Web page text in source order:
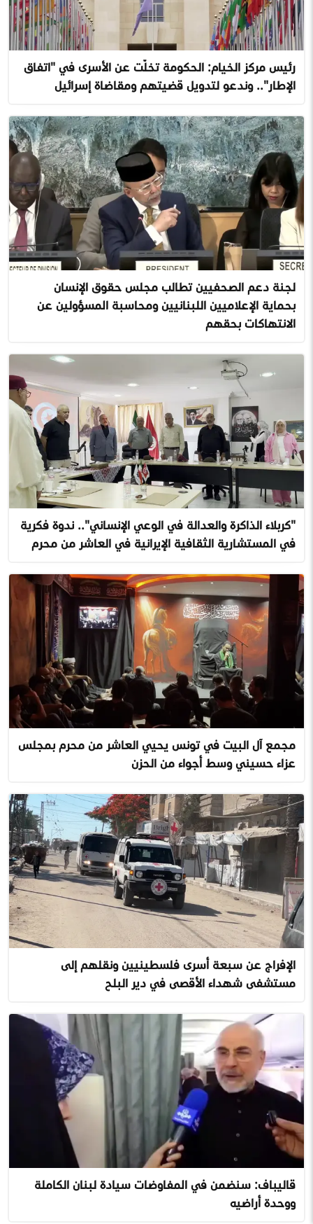
رئيس مركز الخيام: الحكومة تخلّت عن الأسرى في "اتفاق
الإطار".. وندعو لتدويل قضيتهم ومقاضاة إسرائيل
لجنة دعم الصحفيين تطالب مجلس حقوق الإنسان
بحماية الإعلاميين اللبنانيين ومحاسبة المسؤولين عن
الانتهاكات بحقهم
"كربلاء الذاكرة والعدالة في الوعي الإنساني".. ندوة فكرية
في المستشارية الثقافية الإيرانية في العاشر من محرم
مجمع آل البيت في تونس يحيي العاشر من محرم بمجلس
عزاء حسيني وسط أجواء من الحزن
الإفراج عن سبعة أسرى فلسطينيين ونقلهم إلى
مستشفى شهداء الأقصى في دير البلح
قاليباف: سنضمن في المفاوضات سيادة لبنان الكاملة
ووحدة أراضيه